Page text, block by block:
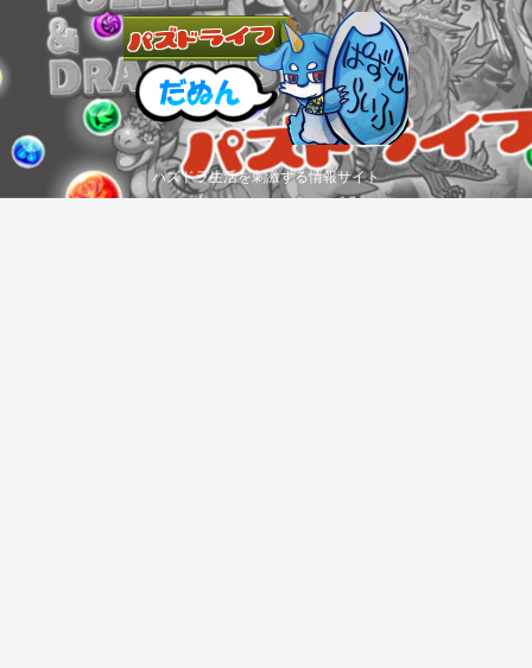
パズドラ生活を刺激する情報サイト